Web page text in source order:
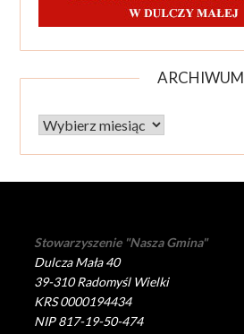
ARCHIWUM
Archiwum
Stowarzyszenie "Nasza Gmina"
Dulcza Mała 40
39-310 Radomyśl Wielki
KRS 0000194434
NIP 817-19-50-474